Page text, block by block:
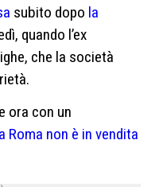
subito dopo la
quando l’ex
che la società
ora con un
Roma non è in vendita